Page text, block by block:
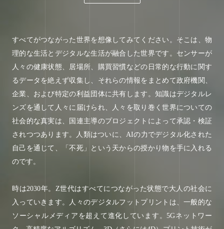
すべてがつながった世界を想像してみてください。そこは、物
理的な生活とデジタルな生活が融合した世界です。センサーが
人々の健康状態、居場所、購買習慣などの日常的な行動に関す
るデータを絶えず収集し、それらの情報をまとめて政府機関、
企業、および特定の利益団体に共有します。知識はデジタルレ
ンズを通して人々に届けられ、人々を取り巻く世界についての
社会的な真実は、国連主導のプロジェクトによって承認・検証
されつつあります。人類はついに、AIの力でデジタル化された
自己を通じて、「不死」という天からの授かり物を手に入れる
のです。
時は2030年。Z世代はすべてにつながった状態で大人の社会に
入っていきます。人々のデジタルフットプリントは、一般的な
ソーシャルメディアを超えて進化しています。5Gネットワー